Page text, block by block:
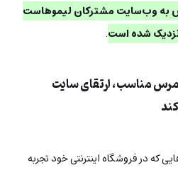
به وب‌سایت مشترکان لیموهاست
شده است.
مناسب، ارتقای سایت
که در فروشگاه اینترنتی خود تجربه